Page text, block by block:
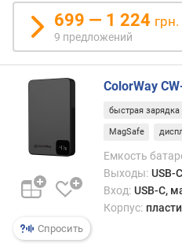
а
р
)
U
B
-
699 — 1 224 грн.
9 предложений
Спросить
ColorWay
быстрая зарядка
MagSafe
Емкость
Выходы: USB-
Вход: USB-C,
Корпус: